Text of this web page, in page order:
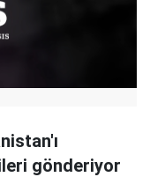
gönderiyor